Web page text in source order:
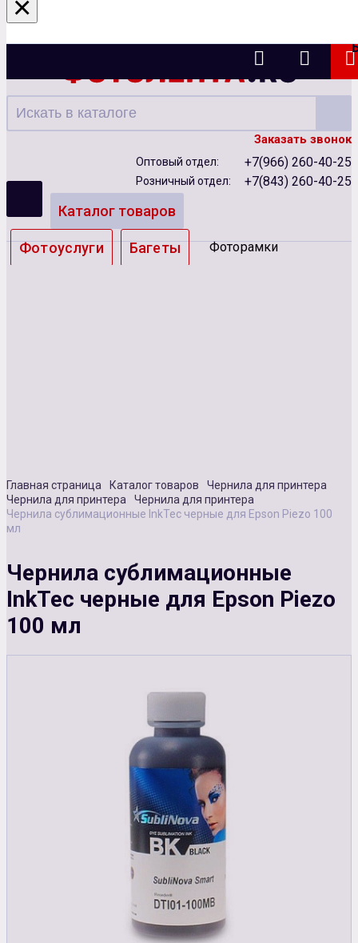
Казань
Заказать звонок
Оптовый отдел: +7(966) 260-40-25
Розничный отдел: +7(843) 260-40-25
Каталог товаров
Фотоуслуги Багеты Фоторамки
Главная страница Каталог товаров
Чернила для принтера
Чернила для принтера
Чернила для принтера
Чернила сублимационные InkTec черные для Epson Piezo 100
мл
Чернила сублимационные
InkTec черные для Epson Piezo
100 мл
×